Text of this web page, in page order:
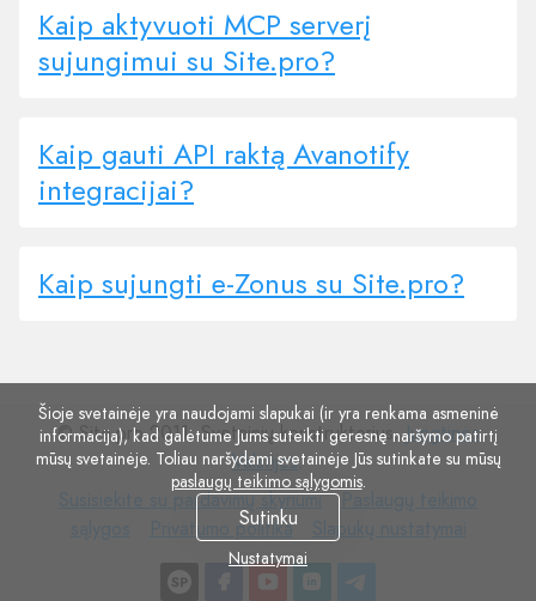
Kaip aktyvuoti MCP serverį
sujungimui su Site.pro?
Kaip gauti API raktą Avanotify
integracijai?
Kaip sujungti e-Zonus su Site.pro?
© Site.pro 2011. Svetainių konstruktorius.Jungtinės
Valstijos.
Susisiekite su pardavimų skyriumi
Paslaugų
Paslaugų teikimo
Privatumo politika
Šioje svetainėje yra naudojami slapukai (ir yra renkama asmeninė
informacija), kad galėtume Jums suteikti geresnę naršymo patirtį
mūsų svetainėje. Toliau naršydami svetainėje Jūs sutinkate su mūsų
paslaugų teikimo sąlygomis.
Sutinku
Nustatymai